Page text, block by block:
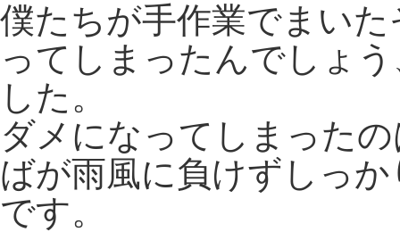
僕たちが手作業でまい
ってしまったんでしょ
した。
ダメになってしまった
ばが雨風に負けずしっ
です。